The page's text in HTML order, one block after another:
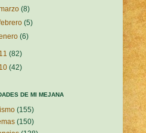
(8)
(5)
(6)
(82)
(42)
DE MI MEJANA
(155)
(150)